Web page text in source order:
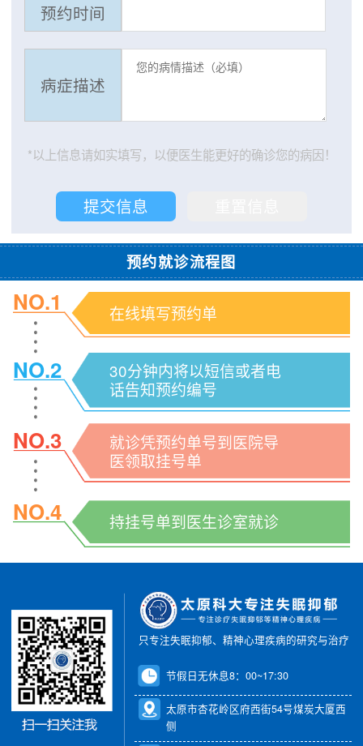
预约时间
病症描述
*以上信息请如实填写，以便医生能更好的确诊您的病因！
预约就诊流程图
NO.1 在线填写预约单
NO.2
30分钟内将以短信或者电
话告知预约编号
NO.3
就诊凭预约单号到医院导
医领取挂号单
NO.4 持挂号单到医生诊室就诊
只专注失眠抑郁、精神心理疾病的研究与治疗
节假日无休息8：00~17:30
太原市杏花岭区府西街54号煤炭大厦西
侧